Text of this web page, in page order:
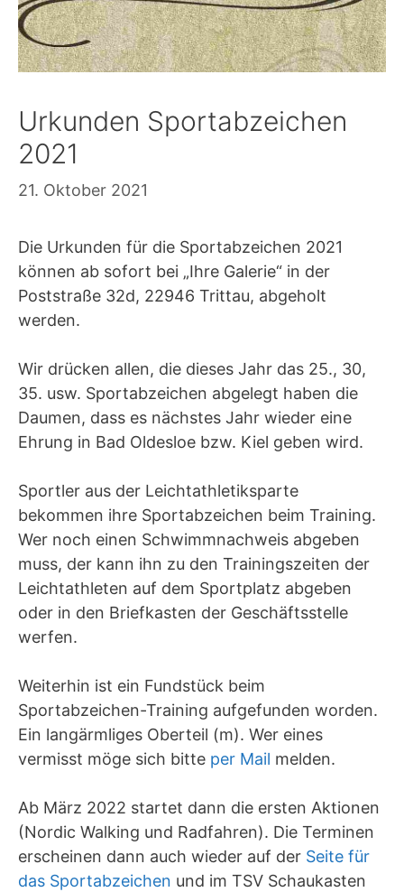
Urkunden Sportabzeichen
2021
21. Oktober 2021
Die Urkunden für die Sportabzeichen 2021
können ab sofort bei „Ihre Galerie“ in der
Poststraße 32d, 22946 Trittau, abgeholt
werden.
Wir drücken allen, die dieses Jahr das 25., 30,
35. usw. Sportabzeichen abgelegt haben die
Daumen, dass es nächstes Jahr wieder eine
Ehrung in Bad Oldesloe bzw. Kiel geben wird.
Sportler aus der Leichtathletiksparte
bekommen ihre Sportabzeichen beim Training.
Wer noch einen Schwimmnachweis abgeben
muss, der kann ihn zu den Trainingszeiten der
Leichtathleten auf dem Sportplatz abgeben
oder in den Briefkasten der Geschäftsstelle
werfen.
Weiterhin ist ein Fundstück beim
Sportabzeichen-Training aufgefunden worden.
Ein langärmliges Oberteil (m). Wer eines
vermisst möge sich bitte per Mail melden.
Ab März 2022 startet dann die ersten Aktionen
(Nordic Walking und Radfahren). Die Terminen
erscheinen dann auch wieder auf der Seite für
das Sportabzeichen und im TSV Schaukasten